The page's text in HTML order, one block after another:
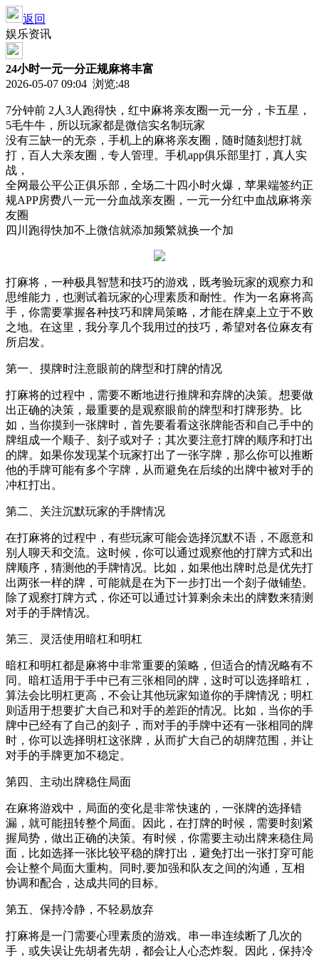
返回
娱乐资讯
24小时一元一分正规麻将丰富
2026-05-07 09:04 浏览:48
7分钟前 2人3人跑得快，红中麻将亲友圈一元一分，卡五星，
5毛牛牛，所以玩家都是微信实名制玩家
没有三缺一的无奈，手机上的麻将亲友圈，随时随刻想打就
打，百人大亲友圈，专人管理。手机app俱乐部里打，真人实
战，
全网最公平公正俱乐部，全场二十四小时火爆，苹果端签约正
规APP房费八一元一分血战亲友圈，一元一分红中血战麻将亲
友圈
四川跑得快加不上微信就添加频繁就换一个加
打麻将，一种极具智慧和技巧的游戏，既考验玩家的观察力和
思维能力，也测试着玩家的心理素质和耐性。作为一名麻将高
手，你需要掌握各种技巧和牌局策略，才能在牌桌上立于不败
之地。在这里，我分享几个我用过的技巧，希望对各位麻友有
所启发。
第一、摸牌时注意眼前的牌型和打牌的情况
打麻将的过程中，需要不断地进行推牌和弃牌的决策。想要做
出正确的决策，最重要的是观察眼前的牌型和打牌形势。比
如，当你摸到一张牌时，首先要看看这张牌能否和自己手中的
牌组成一个顺子、刻子或对子；其次要注意打牌的顺序和打出
的牌。如果你发现某个玩家打出了一张字牌，那么你可以推断
他的手牌可能有多个字牌，从而避免在后续的出牌中被对手的
冲杠打出。
第二、关注沉默玩家的手牌情况
在打麻将的过程中，有些玩家可能会选择沉默不语，不愿意和
别人聊天和交流。这时候，你可以通过观察他的打牌方式和出
牌顺序，猜测他的手牌情况。比如，如果他出牌时总是优先打
出两张一样的牌，可能就是在为下一步打出一个刻子做铺垫。
除了观察打牌方式，你还可以通过计算剩余未出的牌数来猜测
对手的手牌情况。
第三、灵活使用暗杠和明杠
暗杠和明杠都是麻将中非常重要的策略，但适合的情况略有不
同。暗杠适用于手中已有三张相同的牌，这时可以选择暗杠，
算法会比明杠更高，不会让其他玩家知道你的手牌情况；明杠
则适用于想要扩大自己和对手的差距的情况。比如，当你的手
牌中已经有了自己的刻子，而对手的手牌中还有一张相同的牌
时，你可以选择明杠这张牌，从而扩大自己的胡牌范围，并让
对手的手牌更加不稳定。
第四、主动出牌稳住局面
在麻将游戏中，局面的变化是非常快速的，一张牌的选择错
漏，就可能扭转整个局面。因此，在打牌的时候，需要时刻紧
握局势，做出正确的决策。有时候，你需要主动出牌来稳住局
面，比如选择一张比较平稳的牌打出，避免打出一张打穿可能
会让整个局面大重构。同时,要加强和队友之间的沟通，互相
协调和配合，达成共同的目标。
第五、保持冷静，不轻易放弃
打麻将是一门需要心理素质的游戏。串一串连续断了几次的
手，或失误让先胡者先胡，都会让人心态炸裂。因此，保持冷